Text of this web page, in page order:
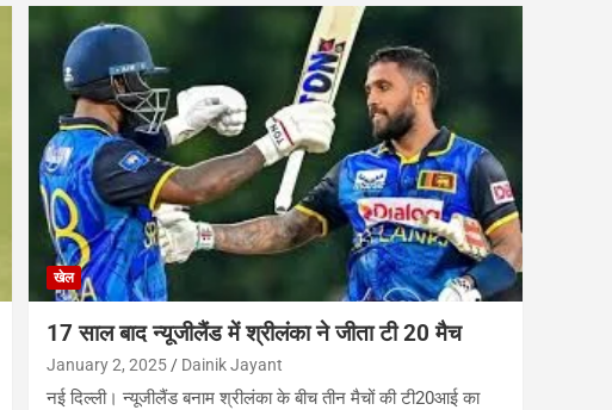
खेल
17 साल बाद न्यूजीलैंड में श्रीलंका ने जीता टी 20 मैच
January 2, 2025 Dainik Jayant
नई दिल्ली। न्यूजीलैंड बनाम श्रीलंका के बीच तीन मैचों की टी20आई का